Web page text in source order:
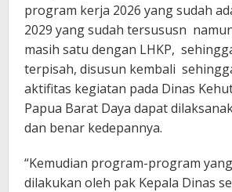
program kerja 2026 yang sudah
2029 yang sudah tersususn
masih satu dengan LHKP,
terpisah, disusun kembali
aktifitas kegiatan pada Dinas
Papua Barat Daya dapat
dan benar kedepannya.
“Kemudian program-program
dilakukan oleh pak Kepala Dinas